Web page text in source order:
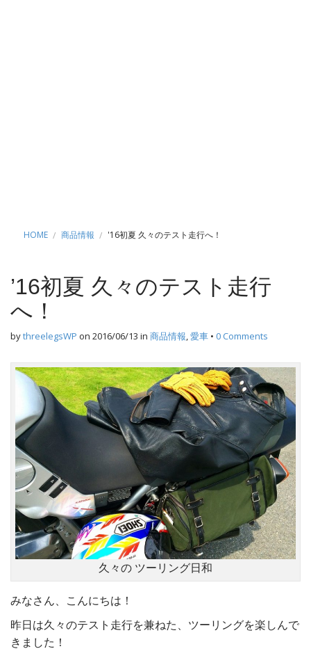
HOME 商品情報 '16初夏 久々のテスト走行へ！
’16初夏 久々のテスト走行
へ！
bythreelegsWP on 2016/06/13 in 商品情報,愛車 • 0 Comments
久々の ツーリング日和
みなさん、こんにちは！
昨日は久々のテスト走行を兼ねた、ツーリングを楽しんで
きました！